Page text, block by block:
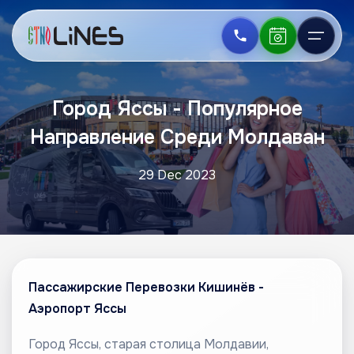
Город Яссы - Популярное
Направление Среди Молдаван
29 Dec 2023
Пассажирские Перевозки Кишинёв -
Аэропорт Яссы
Город Яссы, старая столица Молдавии,